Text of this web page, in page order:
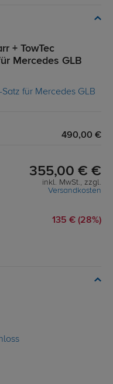
+ TowTec
Mercedes GLB
490,00 €
355,00 € €
inkl. MwSt., zzgl.
Versandkosten
135 € (28%)